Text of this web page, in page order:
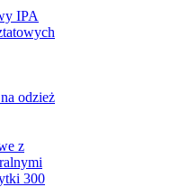
IPA
odzież
z
300